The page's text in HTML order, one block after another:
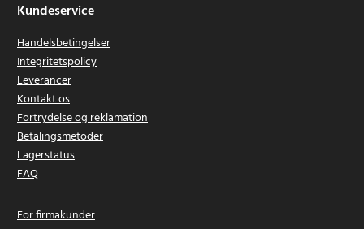
Kundeservice
Handelsbetingelser
Integritetspolicy
Leverancer
Kontakt os
Fortrydelse og reklamation
Betalingsmetoder
Lagerstatus
FAQ
For firmakunder